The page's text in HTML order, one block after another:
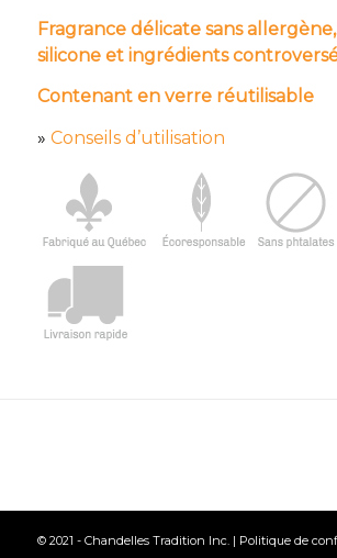
Fragrance délicate sans
silicone et ingrédients
Contenant en verre réutilisable
» Conseils d’utilisation
© 2021 - Chandelles Tradition Inc. | Politique de